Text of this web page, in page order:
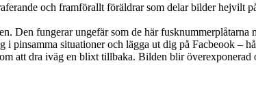
och framförallt föräldrar som delar bilder hejvilt
Den fungerar ungefär som de här
pinsamma situationer och lägga ut dig på Facbeook –
att dra iväg en blixt tillbaka. Bilden blir